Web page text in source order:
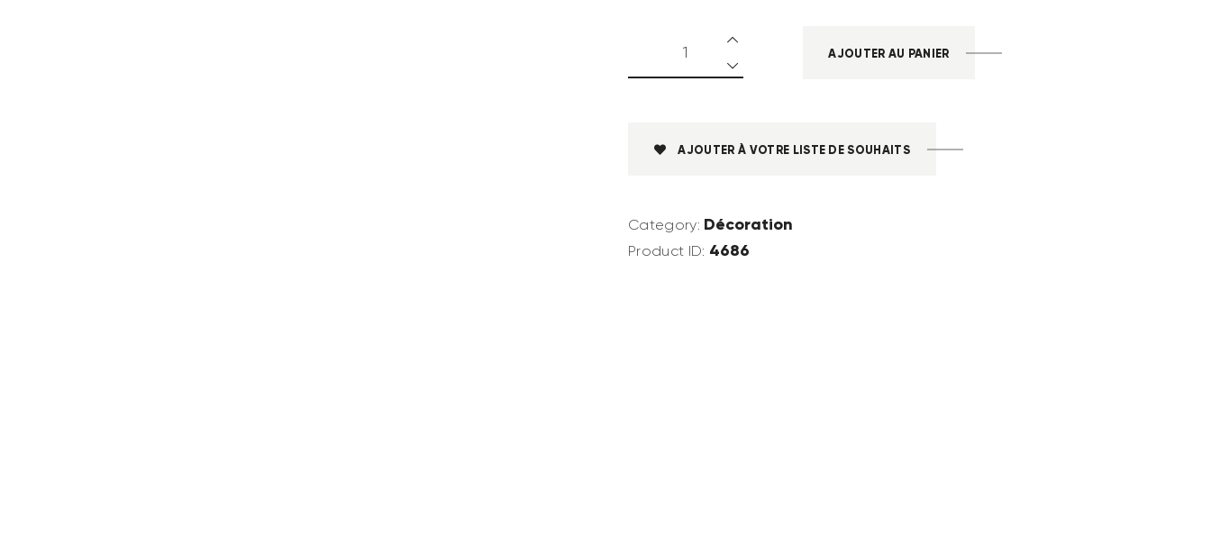
AJOUTER AU PANIER
AJOUTER À VOTRE LISTE DE SOUHAITS
Category: Décoration
Product ID: 4686